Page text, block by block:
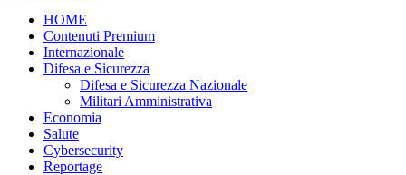
HOME
Contenuti Premium
Internazionale
Difesa e Sicurezza
Difesa e Sicurezza Nazionale
Militari Amministrativa
Economia
Salute
Cybersecurity
Reportage